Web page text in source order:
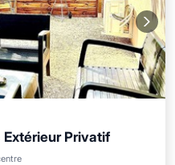
Extérieur Privatif